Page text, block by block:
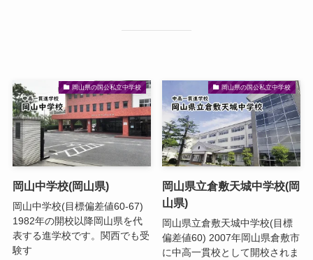
岡山県の国公私立中学校
岡山中学校(岡山県)
岡山中学校(目標偏差値60-67)
1982年の開校以降岡山県を代
表する進学校です。関西でも受
験す
岡山県の国公私立中学校
岡山県立倉敷天城中学校(岡
山県)
岡山県立倉敷天城中学校(目標
偏差値60) 2007年岡山県倉敷市
に中高一貫校として開校されま